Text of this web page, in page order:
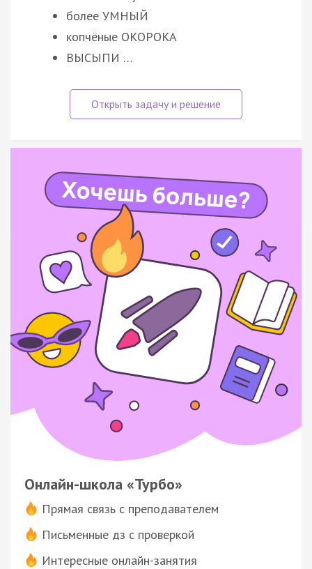
более УМНЫЙ
копчёные ОКОРОКА
ВЫСЫПИ …
Онлайн-школа «Турбо»
Прямая связь с преподавателем
Письменные дз с проверкой
Интересные онлайн-занятия